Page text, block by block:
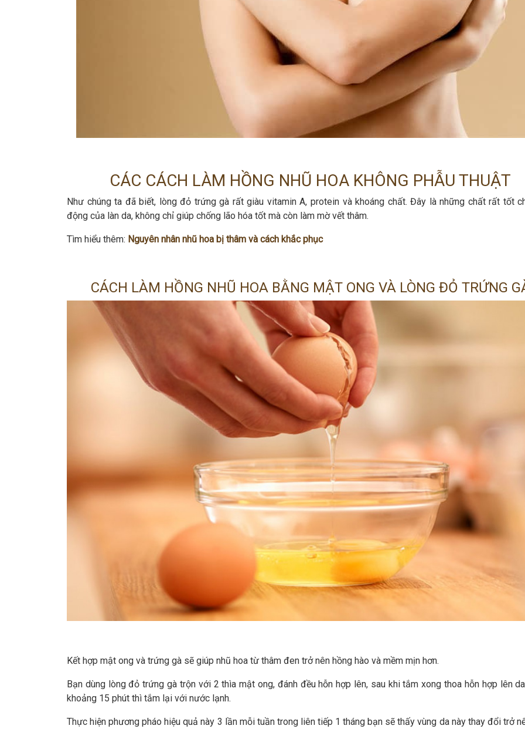
CÁC CÁCH LÀM HỒNG NHŨ HOA KHÔNG PHẪU THUẬT
Như chúng ta đã biết, lòng đỏ trứng gà rất giàu vitamin A, protein và khoáng chất. Đây là những chất rất tốt
động của làn da, không chỉ giúp chống lão hóa tốt mà còn làm mờ vết thâm.
Tìm hiểu thêm: Nguyên nhân nhũ hoa bị thâm và cách khắc phục
CÁCH LÀM HỒNG NHŨ HOA BẰNG MẬT ONG VÀ LÒNG ĐỎ TRỨNG
Kết hợp mật ong và trứng gà sẽ giúp nhũ hoa từ thâm đen trở nên hồng hào và mềm mịn hơn.
Bạn dùng lòng đỏ trứng gà trộn với 2 thìa mật ong, đánh đều hỗn hợp lên, sau khi tắm xong thoa hỗn hợp lên
khoảng 15 phút thì tắm lại với nước lạnh.
Thực hiện phương pháo hiệu quả này 3 lần mỗi tuần trong liên tiếp 1 tháng bạn sẽ thấy vùng da này thay đổi trở